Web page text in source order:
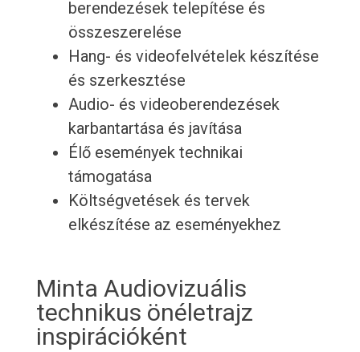
berendezések telepítése és
összeszerelése
Hang- és videofelvételek készítése
és szerkesztése
Audio- és videoberendezések
karbantartása és javítása
Élő események technikai
támogatása
Költségvetések és tervek
elkészítése az eseményekhez
Minta Audiovizuális
technikus önéletrajz
inspirációként